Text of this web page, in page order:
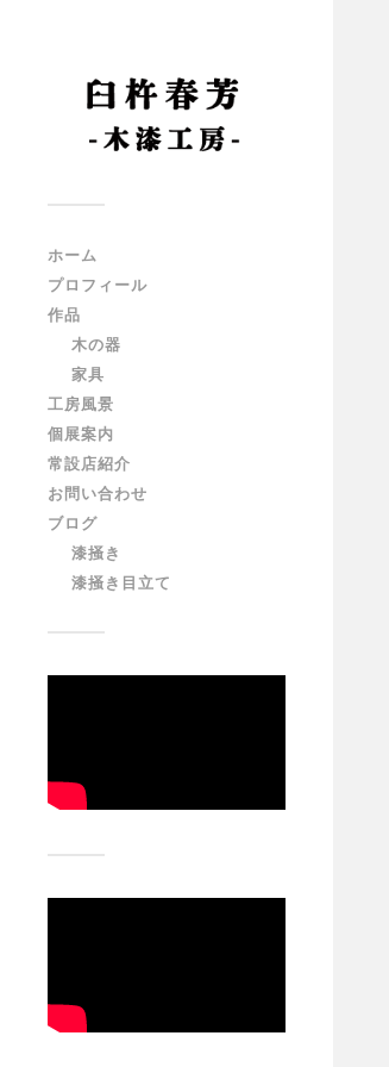
ホーム
プロフィール
作品
木の器
家具
工房風景
個展案内
常設店紹介
お問い合わせ
ブログ
漆掻き
漆掻き目立て